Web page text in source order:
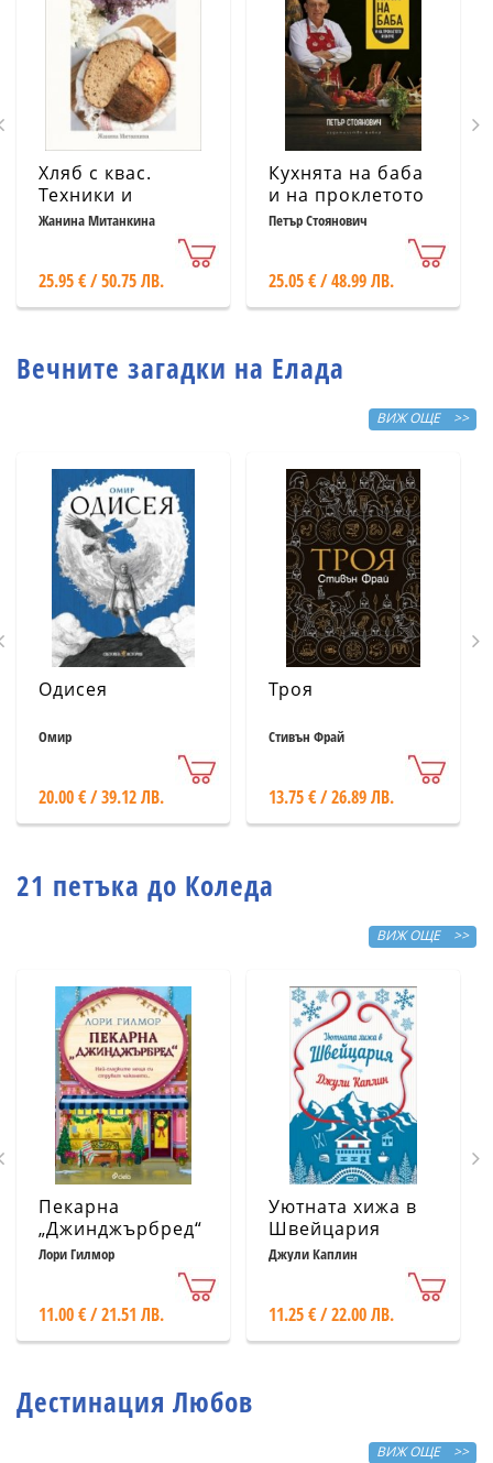
Хляб с квас.
Техники и
рецепти
Жанина Митанкина
25.95 € / 50.75 ЛВ.
Кухнята на баба
и на проклетото
й внуче
Петър Стоянович
25.05 € / 48.99 ЛВ.
Вечните загадки на Елада
ВИЖ ОЩЕ >>
Одисея
Омир
20.00 € / 39.12 ЛВ.
Троя
Стивън Фрай
13.75 € / 26.89 ЛВ.
21 петъка до Коледа
ВИЖ ОЩЕ >>
Пекарна
„Джинджърбред“
(с цветни
Лори Гилмор
11.00 € / 21.51 ЛВ.
Уютната хижа в
Швейцария
Джули Каплин
11.25 € / 22.00 ЛВ.
Дестинация Любов
ВИЖ ОЩЕ >>